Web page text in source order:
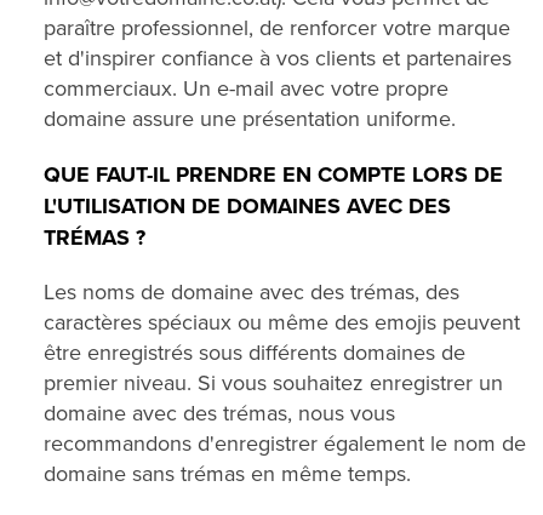
paraître professionnel, de renforcer votre marque
et d'inspirer confiance à vos clients et partenaires
commerciaux. Un e-mail avec votre propre
domaine assure une présentation uniforme.
QUE FAUT-IL PRENDRE EN COMPTE LORS DE
L'UTILISATION DE DOMAINES AVEC DES
TRÉMAS ?
Les noms de domaine avec des trémas, des
caractères spéciaux ou même des emojis peuvent
être enregistrés sous différents domaines de
premier niveau. Si vous souhaitez enregistrer un
domaine avec des trémas, nous vous
recommandons d'enregistrer également le nom de
domaine sans trémas en même temps.